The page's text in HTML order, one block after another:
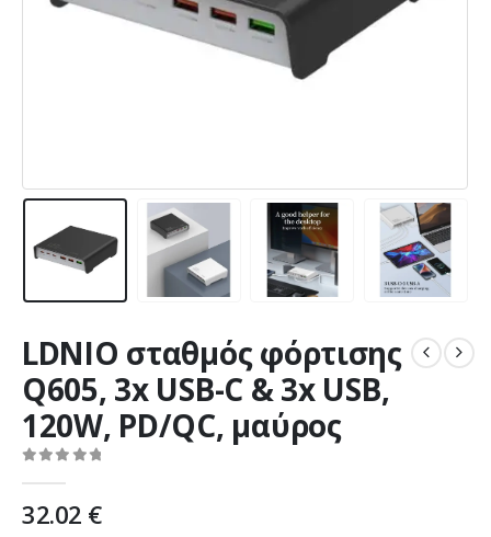
LDNIO σταθμός φόρτισης
Q605, 3x USB-C & 3x USB,
120W, PD/QC, μαύρος
32.02 €